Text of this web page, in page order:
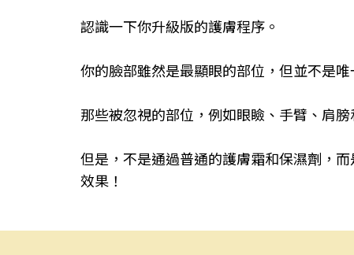
認識一下你升級版的護膚程序。
你的臉部雖然是最顯眼的部位，但並不是
那些被忽視的部位，例如眼瞼、手臂、肩
但是，不是通過普通的護膚霜和保濕劑，
效果！